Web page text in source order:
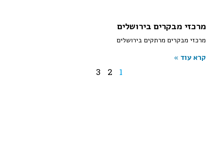
מרכזי מבקרים בירושלים
מרכזי מבקרים מרתקים בירושלים
קרא עוד »
1
2
3